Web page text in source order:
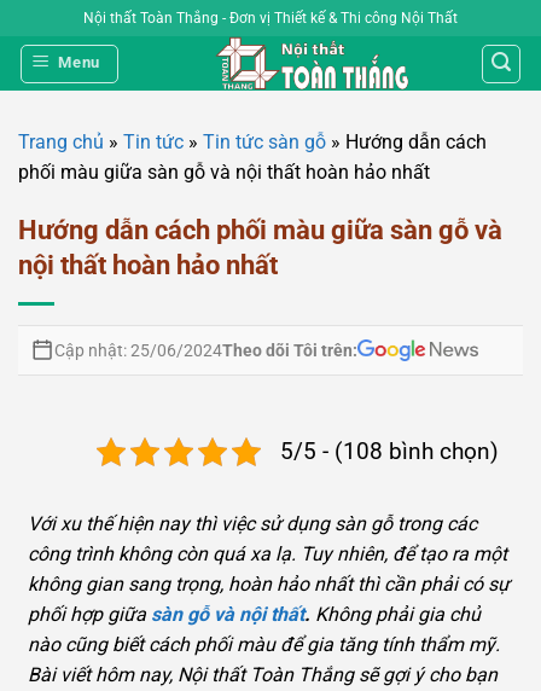
qua
nội
Nội thất Toàn Thắng - Đơn vị Thiết kế & Thi công Nội Thất
Menu
Trang chủ » Tin tức » Tin tức sàn gỗ » Hướng dẫn cách
phối màu giữa sàn gỗ và nội thất hoàn hảo nhất
Hướng dẫn cách phối màu giữa sàn gỗ và
nội thất hoàn hảo nhất
Cập nhật: 25/06/2024Theo dõi Tôi trên:
5/5 - (108 bình chọn)
Với xu thế hiện nay thì việc sử dụng sàn gỗ trong các
công trình không còn quá xa lạ. Tuy nhiên, để tạo ra một
không gian sang trọng, hoàn hảo nhất thì cần phải có sự
phối hợp giữa sàn gỗ và nội thất. Không phải gia chủ
nào cũng biết cách phối màu để gia tăng tính thẩm mỹ.
Bài viết hôm nay, Nội thất Toàn Thắng sẽ gợi ý cho bạn